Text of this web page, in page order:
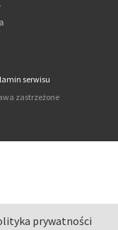
prywatności
serwisu
zastrzeżone